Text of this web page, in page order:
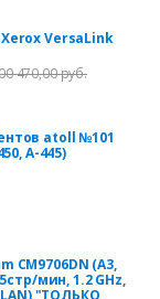
VersaLink
470,00 руб.
atoll №101
A-445)
CM9706DN (A3,
мин, 1.2 GHz,
LAN) "ТОЛЬКО